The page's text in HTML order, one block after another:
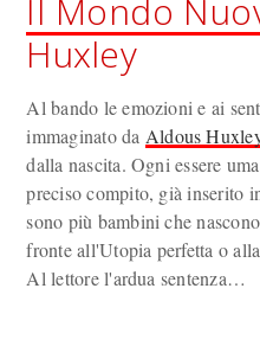
Il Mondo
Huxley
Al bando le emozioni e ai
immaginato da Aldous
dalla nascita. Ogni essere
preciso compito, già inserito
sono più bambini che
fronte all'Utopia perfetta o
Al lettore l'ardua sentenza…